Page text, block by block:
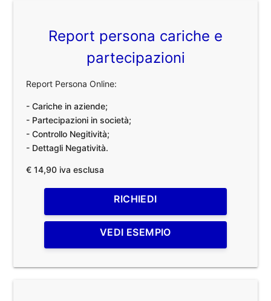
Report persona cariche e
partecipazioni
Report Persona Online:
- Cariche in aziende;
- Partecipazioni in società;
- Controllo Negitività;
- Dettagli Negatività.
€ 14,90 iva esclusa
RICHIEDI
VEDI ESEMPIO